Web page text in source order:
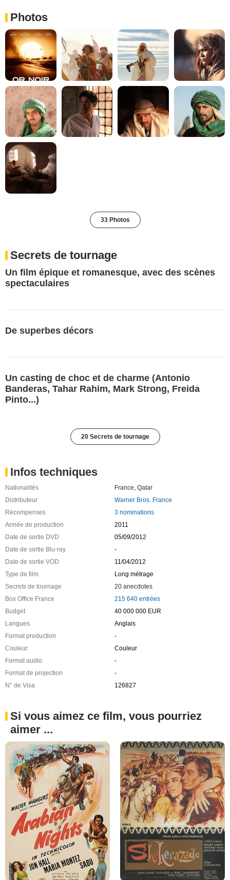
Photos
33 Photos
Secrets de tournage
Un film épique et romanesque, avec des scènes
spectaculaires
De superbes décors
Un casting de choc et de charme (Antonio
Banderas, Tahar Rahim, Mark Strong, Freida
Pinto...)
20 Secrets de tournage
Infos techniques
Nationalités France, Qatar
Distributeur
Warner Bros. France
Récompenses
3 nominations
Année de production
2011
Date de sortie DVD
05/09/2012
Date de sortie Blu-ray
-
Date de sortie VOD
11/04/2012
Type de film
Long métrage
Secrets de tournage
20 anecdotes
Box Office France
215 640 entrées
Budget
40 000 000 EUR
Langues
Anglais
Format production
-
Couleur
Couleur
Format audio
-
Format de projection
-
N° de Visa
126827
Si vous aimez ce film, vous pourriez
aimer ...